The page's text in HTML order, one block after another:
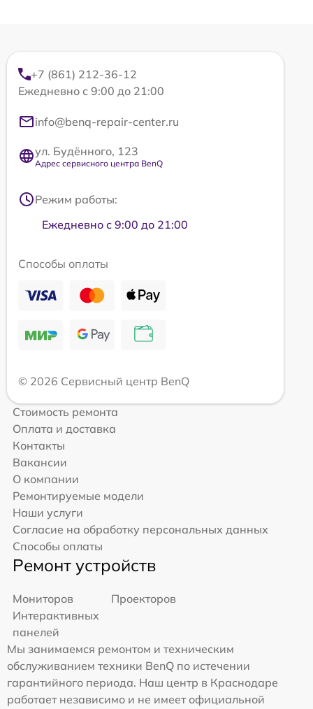
+7 (861) 212-36-12
Ежедневно с 9:00 до 21:00
info@benq-repair-center.ru
ул. Будённого, 123
Адрес сервисного центра BenQ
Режим работы:
Ежедневно с 9:00 до 21:00
Способы оплаты
© 2026 Сервисный центр BenQ
Стоимость ремонта
Оплата и доставка
Контакты
Вакансии
О компании
Ремонтируемые модели
Наши услуги
Согласие на обработку персональных данных
Способы оплаты
Ремонт устройств
Мониторов
Проекторов
Интерактивных
панелей
Мы занимаемся ремонтом и техническим
обслуживанием техники BenQ по истечении
гарантийного периода. Наш центр в Краснодаре
работает независимо и не имеет официальной